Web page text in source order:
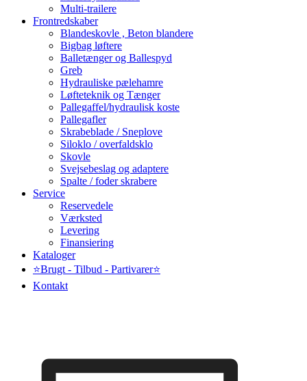
Multi-trailere
Frontredskaber
Blandeskovle , Beton blandere
Bigbag løftere
Balletænger og Ballespyd
Greb
Hydrauliske pælehamre
Løfteteknik og Tænger
Pallegaffel/hydraulisk koste
Pallegafler
Skrabeblade / Sneplove
Siloklo / overfaldsklo
Skovle
Svejsebeslag og adaptere
Spalte / foder skrabere
Service
Reservedele
Værksted
Levering
Finansiering
Kataloger
⭐Brugt - Tilbud - Partivarer⭐
Kontakt